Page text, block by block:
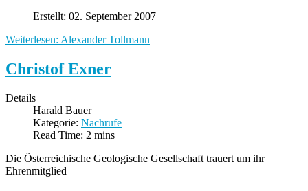
Erstellt: 02. September 2007
Weiterlesen: Alexander Tollmann
Christof Exner
Details
Harald Bauer
Kategorie: Nachrufe
Read Time: 2 mins
Die Österreichische Geologische Gesellschaft trauert um ihr
Ehrenmitglied